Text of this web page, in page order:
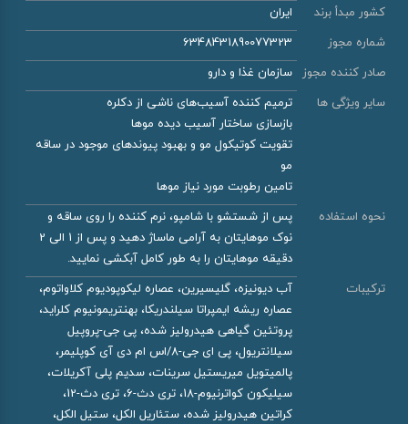
کشور مبدأ برند
ایران
شماره مجوز
6348431890077323
صادر کننده مجوز
سازمان غذا و دارو
سایر ویژگی ها
ترمیم کننده آسیب‌های ناشی از دکلره
بازسازی ساختار آسیب دیده موها
تقویت کوتیکول مو و بهبود پیوندهای موجود در ساقه
مو
تامین رطوبت مورد نیاز موها
نحوه استفاده
پس از شستشو با شامپو، نرم کننده را روی ساقه و
نوک موهایتان به آرامی ماساژ دهید و پس از 1 الی 2
دقیقه موهایتان را به طور کامل آبکشی نمایید.
ترکیبات
آب دیونیزه، گلیسیرین، عصاره لیکوپودیوم کلاواتوم،
عصاره ریشه ایمپراتا سیلندریکا، بهنتریمونیوم کلراید،
پروتئین گیاهی هیدرولیز شده، پی جی-پروپیل
سیلانتریول، پی ای جی-8/اس ام دی آی کوپلیمر،
پالمیتویل میریستیل سرینات، سدیم پلی آکریلات،
سیلیکون کواترنیوم-18، تری دث-6، تری دث-12،
کراتین هیدرولیز شده، ستئاریل الکل، ستیل الکل،